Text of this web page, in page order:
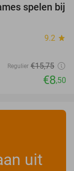
46%
spelen bij
9.2 star
Regulier €15,75
€8,50
uit